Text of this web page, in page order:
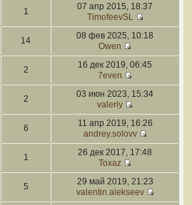
1
07 апр 2015, 18:37
TimofeevSL
14
08 фев 2025, 10:18
Owen
2
16 дек 2019, 06:45
7even
2
03 июн 2023, 15:34
valeriy
6
11 апр 2019, 16:26
andrey.solovv
1
26 дек 2017, 17:48
Toxaz
5
29 май 2019, 21:23
valentin.alekseev